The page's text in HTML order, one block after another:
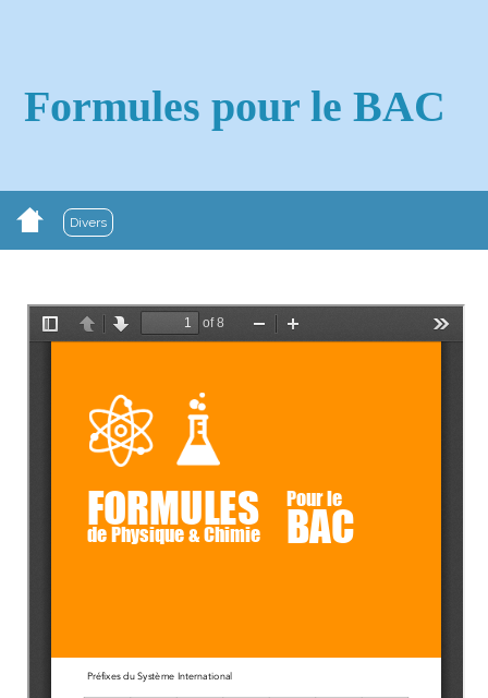
Formules pour le BAC
Divers